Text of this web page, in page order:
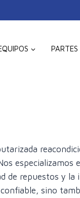
PARTES
repuestos y
sino